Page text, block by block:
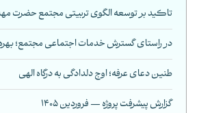
تاکید بر توسعه الگوی تربیتی مجتمع حضرت
در راستای گسترش خدمات اجتماعی مجتمع؛
طنین دعای عرفه؛ اوج دلدادگی به درگاه الهی
گزارش پیشرفت پروژه — فروردین 1405